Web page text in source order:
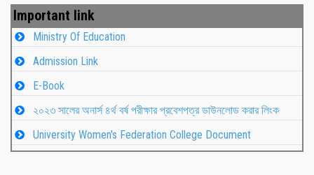
Important link
Ministry Of Education
Admission Link
E-Book
২০২৩ সালের অনার্স ৪র্থ বর্ষ পরীক্ষার প্রবেশপত্র ডাউনলোড করার লিংক
University Women's Federation College Document